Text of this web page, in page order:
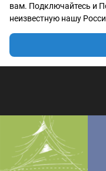
вам. Подключайтесь и
неизвестную нашу